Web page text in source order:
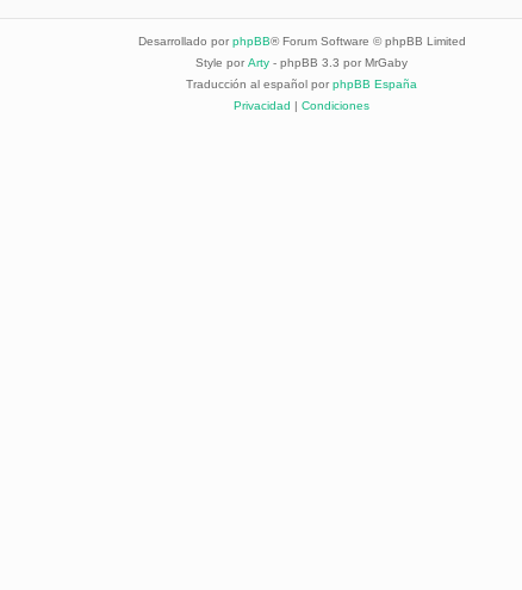
Desarrollado por phpBB® Forum Software © phpBB Limited
Style por Arty - phpBB 3.3 por MrGaby
Traducción al español por phpBB España
Privacidad | Condiciones